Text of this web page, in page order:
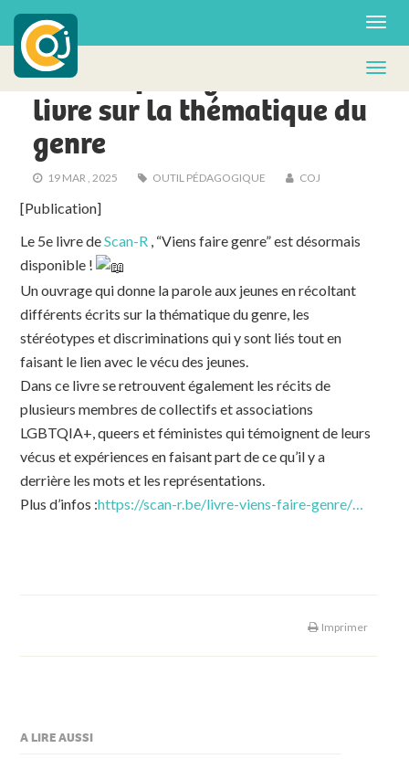
ACTUS - FA
« Viens faire genre » :
livre sur la thématique du
genre
19 MAR , 2025 OUTIL PÉDAGOGIQUE COJ
[Publication]
Le 5e livre deScan-R , “Viens faire genre” est désormais
disponible !
Un ouvrage qui donne la parole aux jeunes en récoltant
différents écrits sur la thématique du genre, les
stéréotypes et discriminations qui y sont liés tout en
faisant le lien avec le vécu des jeunes.
Dans ce livre se retrouvent également les récits de
plusieurs membres de collectifs et associations
LGBTQIA+, queers et féministes qui témoignent de leurs
vécus et expériences en faisant part de ce qu’il y a
derrière les mots et les représentations.
Plus d’infos :https://scan-r.be/livre-viens-faire-genre/…
Imprimer
A LIRE AUSSI